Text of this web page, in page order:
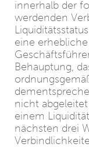
innerhalb der
werdenden
eine
Behauptung,
nicht
einem
nächsten drei